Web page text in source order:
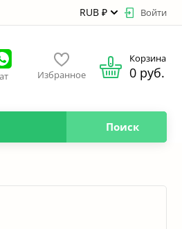
RUB ₽ Войти
Избранное
Корзина
0 руб.
Поиск